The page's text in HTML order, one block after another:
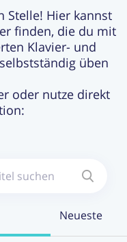
Jetzt Abonnieren
Stelle! Hier kannst
finden, die du mit
Klavier- und
üben
oder nutze direkt
Neueste